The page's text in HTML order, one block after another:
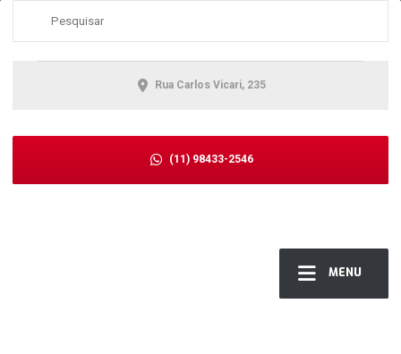
MENU
Rua Carlos Vicari, 235
(11) 98433-2546